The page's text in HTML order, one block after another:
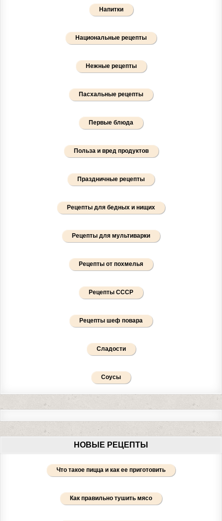
Напитки
Национальные рецепты
Нежные рецепты
Пасхальные рецепты
Первые блюда
Польза и вред продуктов
Праздничные рецепты
Рецепты для бедных и нищих
Рецепты для мультиварки
Рецепты от похмелья
Рецепты СССР
Рецепты шеф повара
Сладости
Соусы
НОВЫЕ РЕЦЕПТЫ
Что такое пицца и как ее приготовить
Как правильно тушить мясо